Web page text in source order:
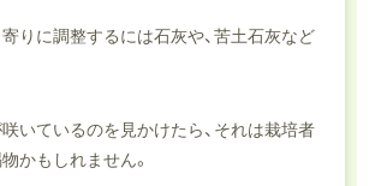
りに調整するには石灰や、苦土石灰など
いているのを見かけたら、それは栽培者
かもしれません。